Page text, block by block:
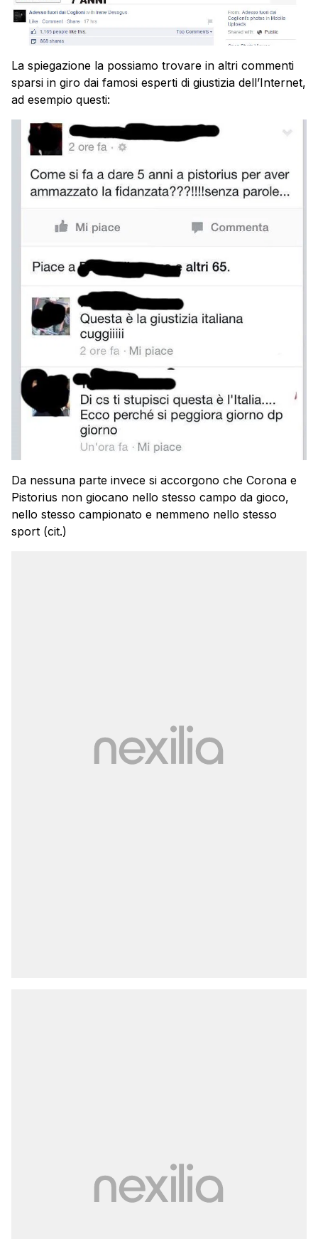
La spiegazione la possiamo trovare in altri commenti
sparsi in giro dai famosi esperti di giustizia dell’Internet,
ad esempio questi:
Da nessuna parte invece si accorgono che Corona e
Pistorius non giocano nello stesso campo da gioco,
nello stesso campionato e nemmeno nello stesso
sport (cit.)